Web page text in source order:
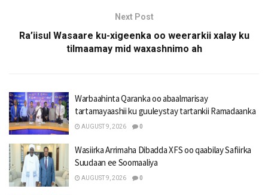
Next Post
Ra’iisul Wasaare ku-xigeenka oo weerarkii xalay ku
tilmaamay mid waxashnimo ah
Warbaahinta Qaranka oo abaalmarisay
tartamayaashii ku guuleystay tartankii Ramadaanka
AUGUST 9, 2026 0
Wasiirka Arrimaha Dibadda XFS oo qaabilay Safiirka
Suudaan ee Soomaaliya
AUGUST 9, 2026 0